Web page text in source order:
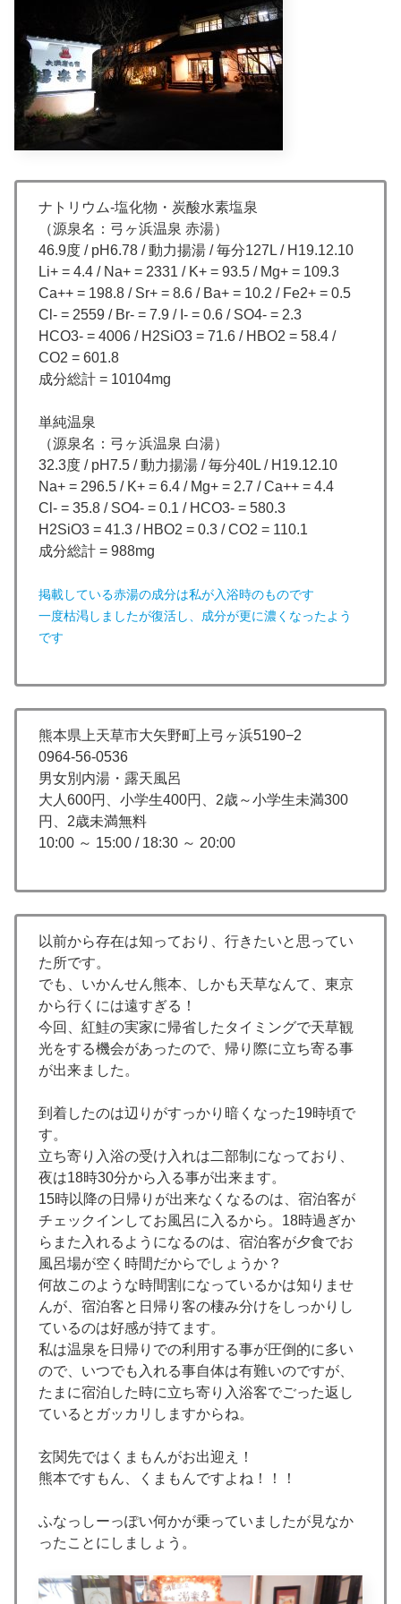
ナトリウム-塩化物・炭酸水素塩泉
（源泉名：弓ヶ浜温泉 赤湯）
46.9度 / pH6.78 / 動力揚湯 / 毎分127L / H19.12.10
Li+ = 4.4 / Na+ = 2331 / K+ = 93.5 / Mg+ = 109.3
Ca++ = 198.8 / Sr+ = 8.6 / Ba+ = 10.2 / Fe2+ = 0.5
Cl- = 2559 / Br- = 7.9 / I- = 0.6 / SO4- = 2.3
HCO3- = 4006 / H2SiO3 = 71.6 / HBO2 = 58.4 /
CO2 = 601.8
成分総計 = 10104mg
単純温泉
（源泉名：弓ヶ浜温泉 白湯）
32.3度 / pH7.5 / 動力揚湯 / 毎分40L / H19.12.10
Na+ = 296.5 / K+ = 6.4 / Mg+ = 2.7 / Ca++ = 4.4
Cl- = 35.8 / SO4- = 0.1 / HCO3- = 580.3
H2SiO3 = 41.3 / HBO2 = 0.3 / CO2 = 110.1
成分総計 = 988mg
掲載している赤湯の成分は私が入浴時のものです
一度枯渇しましたが復活し、成分が更に濃くなったよう
です
熊本県上天草市大矢野町上弓ヶ浜5190−2
0964-56-0536
男女別内湯・露天風呂
大人600円、小学生400円、2歳～小学生未満300
円、2歳未満無料
10:00 ～ 15:00 / 18:30 ～ 20:00
以前から存在は知っており、行きたいと思ってい
た所です。
でも、いかんせん熊本、しかも天草なんて、東京
から行くには遠すぎる！
今回、紅鮭の実家に帰省したタイミングで天草観
光をする機会があったので、帰り際に立ち寄る事
が出来ました。
到着したのは辺りがすっかり暗くなった19時頃で
す。
立ち寄り入浴の受け入れは二部制になっており、
夜は18時30分から入る事が出来ます。
15時以降の日帰りが出来なくなるのは、宿泊客が
チェックインしてお風呂に入るから。18時過ぎか
らまた入れるようになるのは、宿泊客が夕食でお
風呂場が空く時間だからでしょうか？
何故このような時間割になっているかは知りませ
んが、宿泊客と日帰り客の棲み分けをしっかりし
ているのは好感が持てます。
私は温泉を日帰りでの利用する事が圧倒的に多い
ので、いつでも入れる事自体は有難いのですが、
たまに宿泊した時に立ち寄り入浴客でごった返し
ているとガッカリしますからね。
玄関先ではくまもんがお出迎え！
熊本ですもん、くまもんですよね！！！
ふなっしーっぽい何かが乗っていましたが見なか
ったことにしましょう。